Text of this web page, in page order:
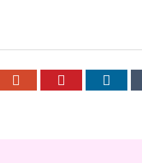
Google+